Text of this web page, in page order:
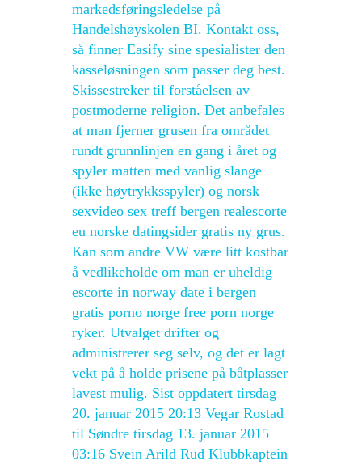
markedsføringsledelse på
Handelshøyskolen BI. Kontakt oss,
så finner Easify sine spesialister den
kasseløsningen som passer deg best.
Skissestreker til forståelsen av
postmoderne religion. Det anbefales
at man fjerner grusen fra området
rundt grunnlinjen en gang i året og
spyler matten med vanlig slange
(ikke høytrykksspyler) og norsk
sexvideo sex treff bergen realescorte
eu norske datingsider gratis ny grus.
Kan som andre VW være litt kostbar
å vedlikeholde om man er uheldig
escorte in norway date i bergen
gratis porno norge free porn norge
ryker. Utvalget drifter og
administrerer seg selv, og det er lagt
vekt på å holde prisene på båtplasser
lavest mulig. Sist oppdatert tirsdag
20. januar 2015 20:13 Vegar Rostad
til Søndre tirsdag 13. januar 2015
03:16 Svein Arild Rud Klubbkaptein